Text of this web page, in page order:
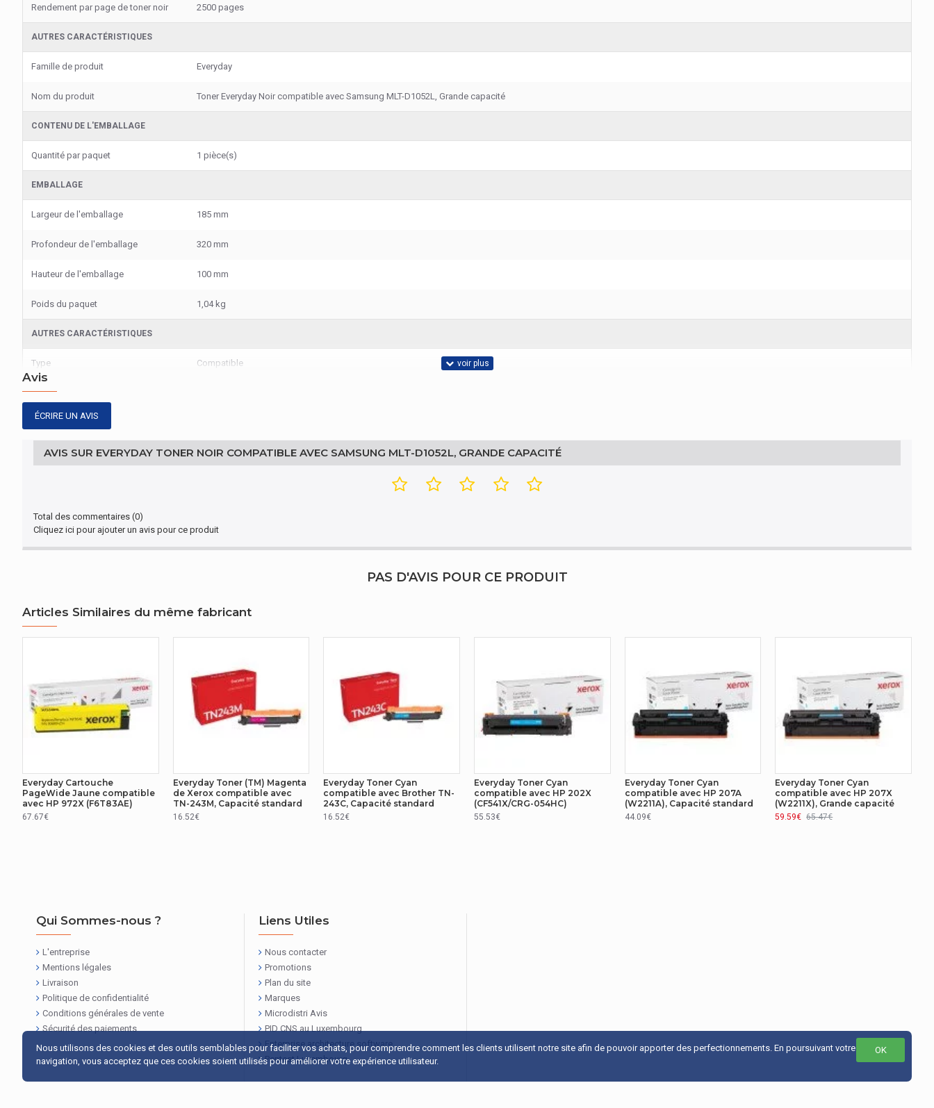
Rendement par page de toner noir 2500 pages
AUTRES CARACTÉRISTIQUES
Famille de produit Everyday
Nom du produit Toner Everyday Noir compatible avec Samsung MLT-D1052L, Grande capacité
CONTENU DE L'EMBALLAGE
Quantité par paquet 1 pièce(s)
EMBALLAGE
Largeur de l'emballage 185 mm
Profondeur de l'emballage 320 mm
Hauteur de l'emballage 100 mm
Poids du paquet 1,04 kg
AUTRES CARACTÉRISTIQUES
Type Compatible
DESIGN
Code du système harmonisé
REPRÉSENTATION / RÉALISATION
Avis
ÉCRIRE UN AVIS
AVIS SUR EVERYDAY TONER NOIR COMPATIBLE AVEC SAMSUNG MLT-D1052L, GRANDE CAPACITÉ
Total des commentaires (0)
Cliquez ici pour ajouter un avis pour ce produit
PAS D'AVIS POUR CE PRODUIT
Articles Similaires du même fabricant
Everyday Cartouche
PageWide Jaune compatible
avec HP 972X (F6T83AE)
67.67€
Everyday Toner (TM) Magenta
de Xerox compatible avec
TN-243M, Capacité standard
16.52€
Everyday Toner Cyan
compatible avec Brother TN-
243C, Capacité standard
16.52€
Everyday Toner Cyan
compatible avec HP 202X
(CF541X/CRG-054HC)
55.53€
Everyday Toner Cyan
compatible avec HP 207A
(W2211A), Capacité standard
44.09€
Everyday Toner Cyan
compatible avec HP 207X
(W2211X), Grande capacité
59.59€ 65.47€
Qui Sommes-nous ?
L'entreprise
Mentions légales
Livraison
Politique de confidentialité
Conditions générales de vente
Sécurité des paiements
Liens Utiles
Nous contacter
Promotions
Plan du site
Marques
Microdistri Avis
PID CNS au Luxembourg
Enterprise architecture software
Pentest Luxembourg
OK
Nous utilisons des cookies et des outils semblables pour faciliter vos achats, pour comprendre comment les clients utilisent notre site afin de pouvoir apporter des perfectionnements. En poursuivant votre
navigation, vous acceptez que ces cookies soient utilisés pour améliorer votre expérience utilisateur.